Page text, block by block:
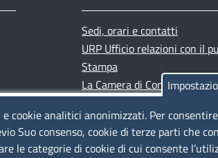
Sedi, orari e contatti
URP Ufficio relazioni con il
Stampa
La Camera di Commercio
Siti tematici
cookie analitici anonimizzati. Per
Suo consenso, cookie di terze parti che
le categorie di cookie di cui consente